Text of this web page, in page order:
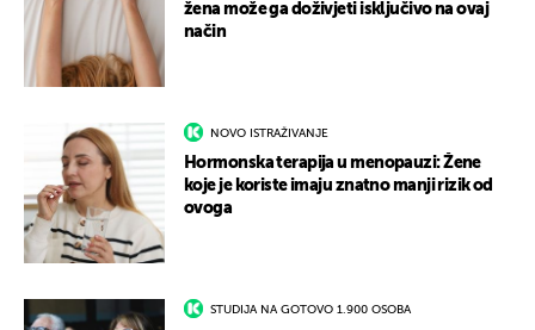
žena može ga doživjeti isključivo na ovaj
način
NOVO ISTRAŽIVANJE
Hormonska terapija u menopauzi: Žene
koje je koriste imaju znatno manji rizik od
ovoga
STUDIJA NA GOTOVO 1.900 OSOBA